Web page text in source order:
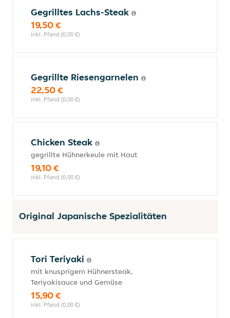
Gegrilltes Lachs-Steak
19,50 €
inkl. Pfand (0,00 €)
Gegrillte Riesengarnelen
22,50 €
inkl. Pfand (0,00 €)
Chicken Steak
gegrillte Hühnerkeule mit Haut
19,10 €
inkl. Pfand (0,00 €)
Original Japanische Spezialitäten
Tori Teriyaki
mit knusprigem Hühnersteak,
Teriyakisauce und Gemüse
15,90 €
inkl. Pfand (0,00 €)